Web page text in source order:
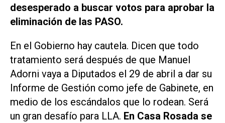
desesperado a buscar votos para aprobar la
eliminación de las PASO.
En el Gobierno hay cautela. Dicen que todo
tratamiento será después de que Manuel
Adorni vaya a Diputados el 29 de abril a dar su
Informe de Gestión como jefe de Gabinete, en
medio de los escándalos que lo rodean. Será
un gran desafío para LLA. En Casa Rosada se